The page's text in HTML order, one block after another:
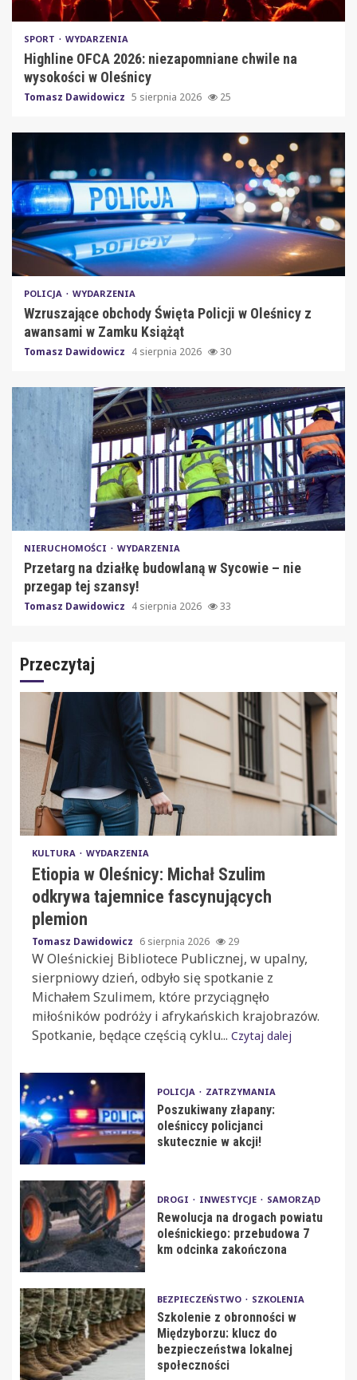
SPORT WYDARZENIA
Highline OFCA 2026: niezapomniane chwile na
wysokości w Oleśnicy
Tomasz Dawidowicz 5 sierpnia 2026 25
POLICJA WYDARZENIA
Wzruszające obchody Święta Policji w Oleśnicy z
awansami w Zamku Książąt
Tomasz Dawidowicz 4 sierpnia 2026 30
NIERUCHOMOŚCI WYDARZENIA
Przetarg na działkę budowlaną w Sycowie – nie
przegap tej szansy!
Tomasz Dawidowicz 4 sierpnia 2026 33
Przeczytaj
KULTURA WYDARZENIA
Etiopia w Oleśnicy: Michał Szulim
odkrywa tajemnice fascynujących
plemion
Tomasz Dawidowicz 6 sierpnia 2026 29
W Oleśnickiej Bibliotece Publicznej, w upalny,
sierpniowy dzień, odbyło się spotkanie z
Michałem Szulimem, które przyciągnęło
miłośników podróży i afrykańskich krajobrazów.
Spotkanie, będące częścią cyklu... Czytaj dalej
POLICJA ZATRZYMANIA
Poszukiwany złapany:
oleśniccy policjanci
skutecznie w akcji!
DROGI INWESTYCJE SAMORZĄD
Rewolucja na drogach powiatu
oleśnickiego: przebudowa 7
km odcinka zakończona
BEZPIECZEŃSTWO SZKOLENIA
Szkolenie z obronności w
Międzyborzu: klucz do
bezpieczeństwa lokalnej
społeczności